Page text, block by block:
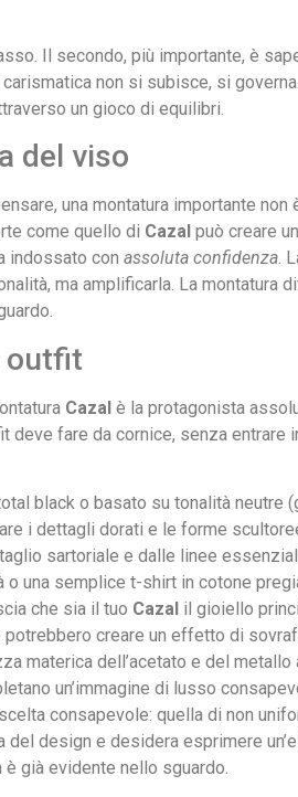
Il secondo, più importante, è
non si subisce, si
un gioco di equilibri.
del viso
una montatura importante
come quello di Cazal può creare
indossato con assoluta confidenza.
ma amplificarla. La montatura
outfit
Cazal è la protagonista
deve fare da cornice, senza entrare
black o basato su tonalità neutre
i dettagli dorati e le forme
sartoriale e dalle linee
o una semplice t-shirt in cotone
che sia il tuo Cazal il gioiello
creare un effetto di
materica dell’acetato e del
un’immagine di lusso
consapevole: quella di non
del design e desidera esprimere
già evidente nello sguardo.